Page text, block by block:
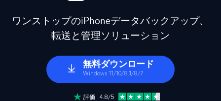
ワンストップのiPhoneデータバックアップ、
転送と管理ソリューション
無料ダウンロード
Windows 11/10/8.1/8/7
評価 4.8/5